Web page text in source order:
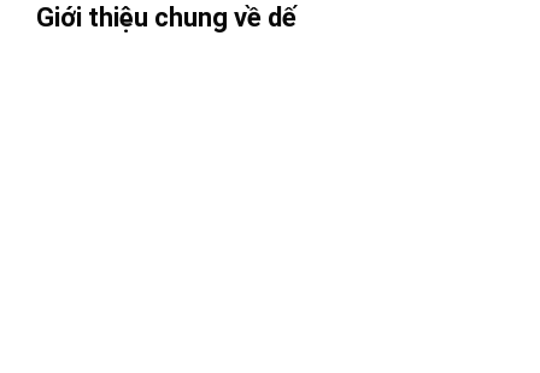
Giới thiệu chung về dế